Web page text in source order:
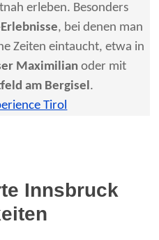
erleben. Besonders
, bei denen man
Zeiten eintaucht, etwa in
Maximilian oder mit
am Bergisel.
Tirol
Innsbruck